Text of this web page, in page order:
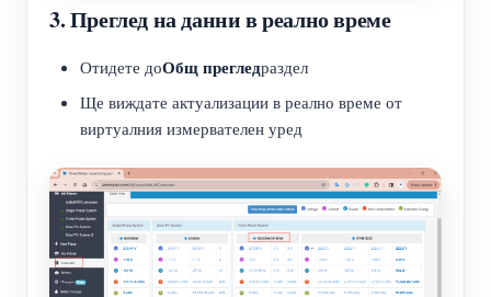
3. Преглед на данни в реално време
Отидете доОбщ прегледраздел
Ще виждате актуализации в реално време от
виртуалния измервателен уред